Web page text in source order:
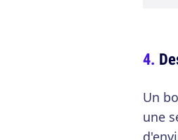
Un
une